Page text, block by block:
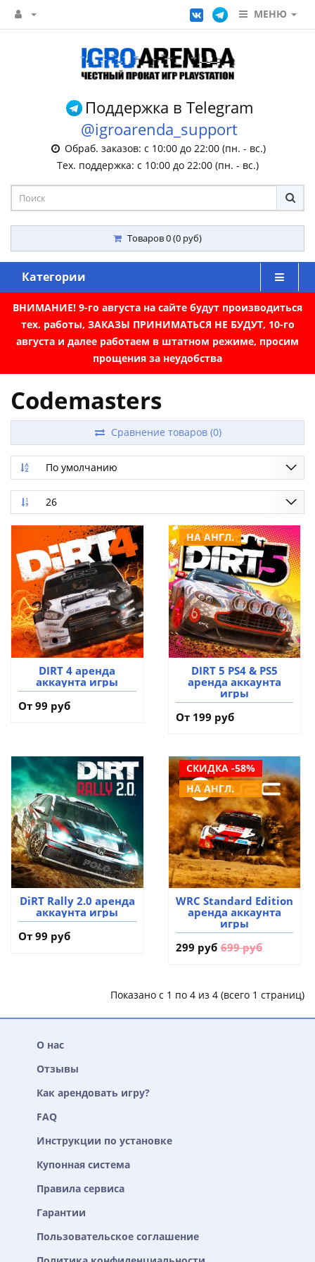
МЕНЮ
Поддержка в Telegram
@igroarenda_support
Обраб. заказов: с 10:00 до 22:00 (пн. - вс.)
Тех. поддержка: с 10:00 до 22:00 (пн. - вс.)
Товаров 0 (0 руб)
Категории
ВНИМАНИЕ! 9-го августа на сайте будут производиться
тех. работы, ЗАКАЗЫ ПРИНИМАТЬСЯ НЕ БУДУТ, 10-го
августа и далее работаем в штатном режиме, просим
прощения за неудобства
Codemasters
Сравнение товаров (0)
По умолчанию
26
DIRT 4 аренда
аккаунта игры
От 99 руб
НА АНГЛ.
DIRT 5 PS4 & PS5
аренда аккаунта
игры
От 199 руб
DiRT Rally 2.0 аренда
аккаунта игры
От 99 руб
СКИДКА -58%
НА АНГЛ.
WRC Standard Edition
аренда аккаунта
игры
299 руб 699 руб
Показано с 1 по 4 из 4 (всего 1 страниц)
О нас
Отзывы
Как арендовать игру?
FAQ
Инструкции по установке
Купонная система
Правила сервиса
Гарантии
Пользовательское соглашение